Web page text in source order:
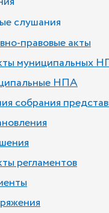
слушания
правовые акты
муниципальных
НПА
собрания
регламентов